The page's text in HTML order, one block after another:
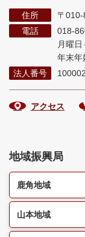
住所
〒
電話
018-
月曜
年末年
法人番号
アクセス
地域振興局
鹿角地域
山本地域